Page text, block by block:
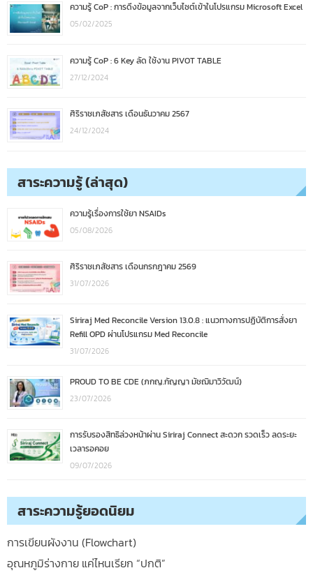
ความรู้ CoP : การดึงข้อมูลจากเว็บไซต์เข้าในโปรแกรม Microsoft Excel
05/02/2025
ความรู้ CoP : 6 Key ลัด ใช้งาน PIVOT TABLE
27/12/2024
ศิริราชเภสัชสาร เดือนธันวาคม 2567
24/12/2024
สาระความรู้ (ล่าสุด)
ความรู้เรื่องการใช้ยา NSAIDs
05/08/2026
ศิริราชเภสัชสาร เดือนกรกฎาคม 2569
31/07/2026
Siriraj Med Reconcile Version 13.0.8 : แนวทางการปฏิบัติการสั่งยา
Refill OPD ผ่านโปรแกรม Med Reconcile
31/07/2026
PROUD TO BE CDE (ภกญ.กัญญา มัชฌิมาวิวัฒน์)
23/07/2026
การรับรองสิทธิล่วงหน้าผ่าน Siriraj Connect สะดวก รวดเร็ว ลดระยะ
เวลารอคอย
09/07/2026
สาระความรู้ยอดนิยม
การเขียนผังงาน (Flowchart)
อุณหภูมิร่างกาย แค่ไหนเรียก “ปกติ”